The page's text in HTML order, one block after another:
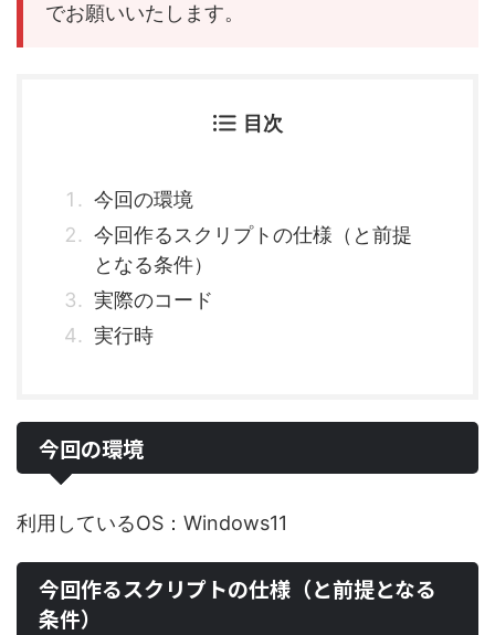
でお願いいたします。
目次
今回の環境
今回作るスクリプトの仕様（と前提
となる条件）
実際のコード
実行時
今回の環境
利用しているOS：Windows11
今回作るスクリプトの仕様（と前提となる
条件）